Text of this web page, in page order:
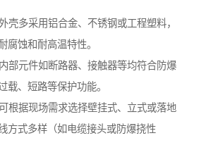
壳多采用铝合金、不锈钢或工程塑料，
腐蚀和耐高温特性。
部元件如断路器、接触器等均符合防爆
载、短路等保护功能。
根据现场需求选择壁挂式、立式或落地
方式多样（如电缆接头或防爆挠性